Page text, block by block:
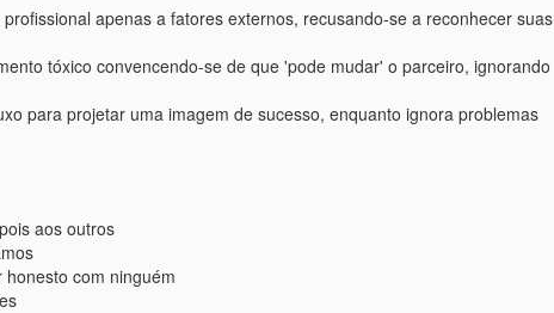
apenas a fatores externos, recusando-se a reconhecer suas
tóxico convencendo-se de que 'pode mudar' o parceiro, ignorando
para projetar uma imagem de sucesso, enquanto ignora problemas
aos outros
com ninguém